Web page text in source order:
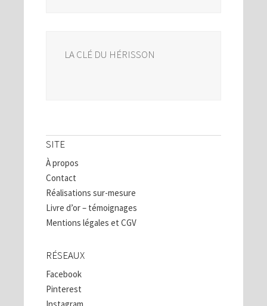
LA CLÉ DU HÉRISSON
SITE
À propos
Contact
Réalisations sur-mesure
Livre d’or – témoignages
Mentions légales et CGV
RÉSEAUX
Facebook
Pinterest
Instagram